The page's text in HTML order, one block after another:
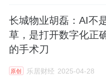
空间改造只是第一步
的变化必须辅以人文
邻里关系破冰。
于是，赵艳颖带领团
长城物业胡磊：AI不
草，是打开数字化正
的手术刀
原创 乐居财经 2025-04-28